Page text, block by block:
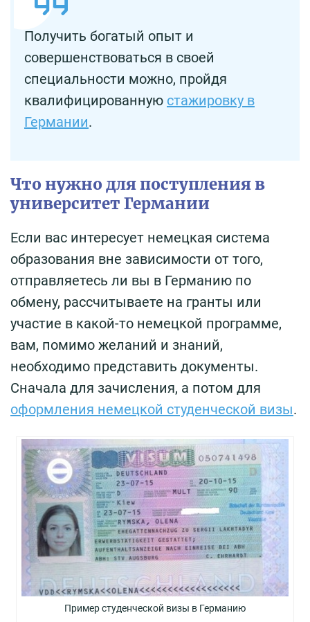
Получить богатый опыт и
совершенствоваться в своей
специальности можно, пройдя
квалифицированную стажировку в
Германии.
Что нужно для поступления в
университет Германии
Если вас интересует немецкая система
образования вне зависимости от того,
отправляетесь ли вы в Германию по
обмену, рассчитываете на гранты или
участие в какой-то немецкой программе,
вам, помимо желаний и знаний,
необходимо представить документы.
Сначала для зачисления, а потом для
оформления немецкой студенческой визы.
Пример студенческой визы в Германию